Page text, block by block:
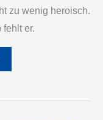
zu wenig heroisch.
er.